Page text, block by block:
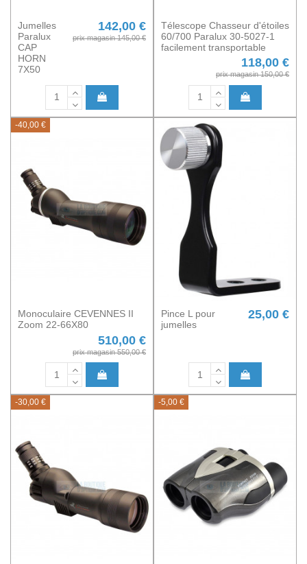
Jumelles
Paralux
CAP
HORN
7X50
142,00 €
prix magasin 145,00 €
Télescope Chasseur d'étoiles
60/700 Paralux 30-5027-1
facilement transportable
118,00 €
prix magasin 150,00 €
-40,00 €
Monoculaire CEVENNES II
Zoom 22-66X80
510,00 €
prix magasin 550,00 €
Pince L pour
jumelles
25,00 €
-30,00 € -5,00 €